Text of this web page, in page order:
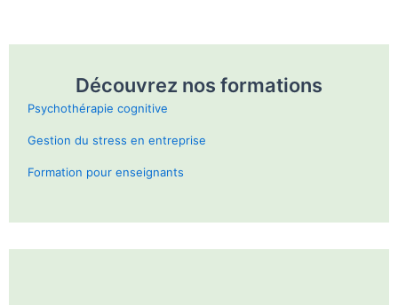
Découvrez nos formations
Psychothérapie cognitive
Gestion du stress en entreprise
Formation pour enseignants